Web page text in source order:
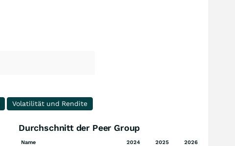
Volatilität und Rendite
Durchschnitt der Peer Group
Name 2024 2025 2026